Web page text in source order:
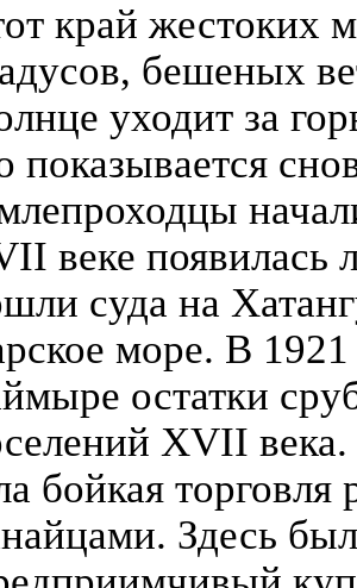
край жестоких
бешеных
уходит за
показывается
веке появилась
суда на
море. В 1921
остатки
XVII
бойкая торговля
Здесь